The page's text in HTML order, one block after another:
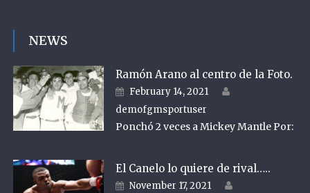
NEWS
Ramón Arano al centro de la Foto.
Posted on
February 14, 2021
demofgmsportuser
Ponchó 2 veces a Mickey Mantle Por:
El Canelo lo quiere de rival…..
Posted on
November 17, 2021